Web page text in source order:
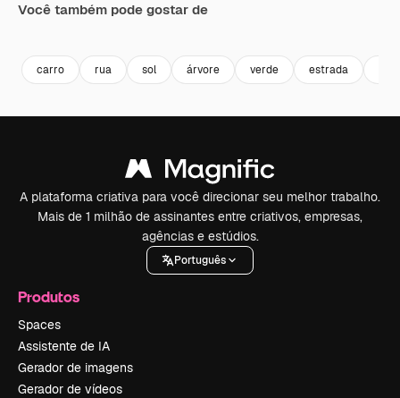
Você também pode gostar de
carro rua sol árvore verde estrada
A plataforma criativa para você direcionar seu melhor trabalho.
Mais de 1 milhão de assinantes entre criativos, empresas,
agências e estúdios.
Português
Produtos
Spaces
Assistente de IA
Gerador de imagens
Gerador de vídeos